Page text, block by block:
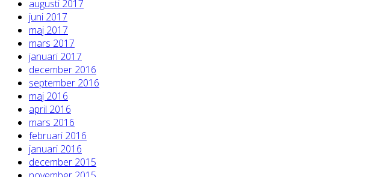
augusti 2017
juni 2017
maj 2017
mars 2017
januari 2017
december 2016
september 2016
maj 2016
april 2016
mars 2016
februari 2016
januari 2016
december 2015